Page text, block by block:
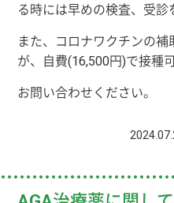
る時には早めの検査、受診
また、コロナワクチンの
が、自費(16,500円)で接種
お問い合わせください。